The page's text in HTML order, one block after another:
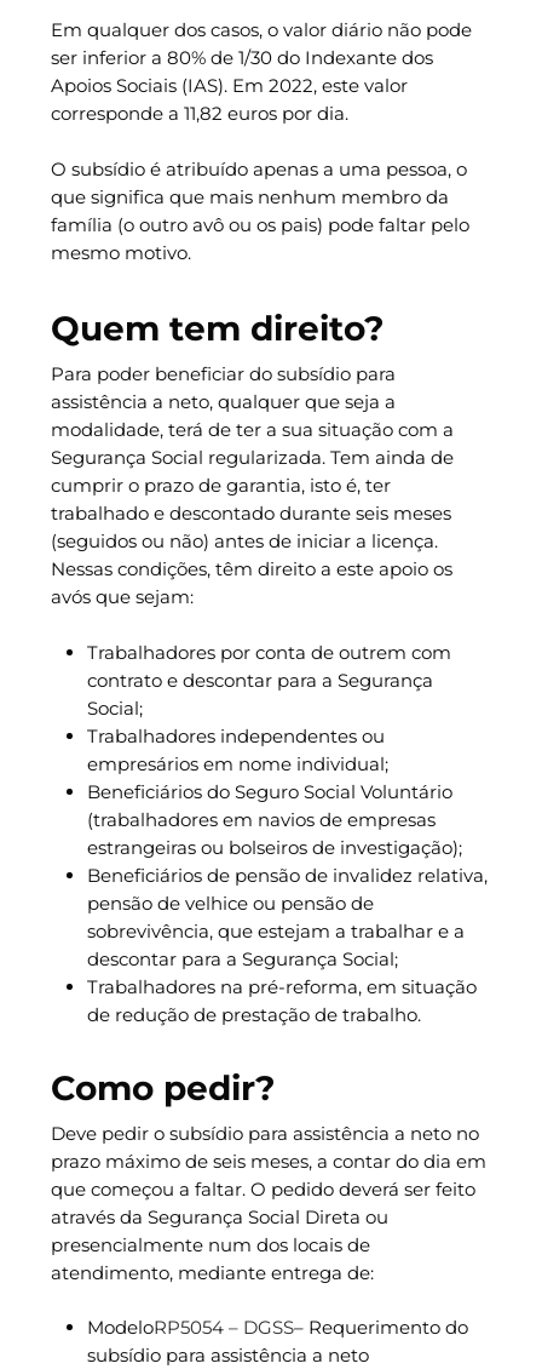
Em qualquer dos casos, o valor diário não pode
ser inferior a 80% de 1/30 do Indexante dos
Apoios Sociais (IAS). Em 2022, este valor
corresponde a 11,82 euros por dia.
O subsídio é atribuído apenas a uma pessoa, o
que significa que mais nenhum membro da
família (o outro avô ou os pais) pode faltar pelo
mesmo motivo.
Quem tem direito?
Para poder beneficiar do subsídio para
assistência a neto, qualquer que seja a
modalidade, terá de ter a sua situação com a
Segurança Social regularizada. Tem ainda de
cumprir o prazo de garantia, isto é, ter
trabalhado e descontado durante seis meses
(seguidos ou não) antes de iniciar a licença.
Nessas condições, têm direito a este apoio os
avós que sejam:
Trabalhadores por conta de outrem com
contrato e descontar para a Segurança
Social;
Trabalhadores independentes ou
empresários em nome individual;
Beneficiários do Seguro Social Voluntário
(trabalhadores em navios de empresas
estrangeiras ou bolseiros de investigação);
Beneficiários de pensão de invalidez relativa,
pensão de velhice ou pensão de
sobrevivência, que estejam a trabalhar e a
descontar para a Segurança Social;
Trabalhadores na pré-reforma, em situação
de redução de prestação de trabalho.
Como pedir?
Deve pedir o subsídio para assistência a neto no
prazo máximo de seis meses, a contar do dia em
que começou a faltar. O pedido deverá ser feito
através da Segurança Social Direta ou
presencialmente num dos locais de
atendimento, mediante entrega de:
ModeloRP5054 – DGSS– Requerimento do
subsídio para assistência a neto